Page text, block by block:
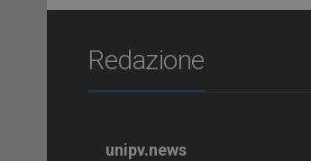
Redazione
unipv.news